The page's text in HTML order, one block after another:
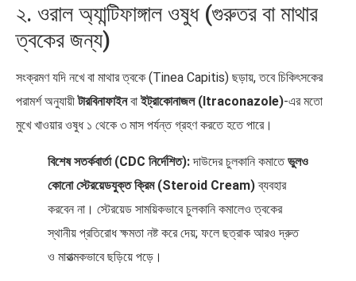
২. ওরাল অ্যান্টিফাঙ্গাল ওষুধ (গুরুতর বা মাথার
ত্বকের জন্য)
সংক্রমণ যদি নখে বা মাথার ত্বকে (Tinea Capitis) ছড়ায়, তবে চিকিৎসকের
পরামর্শ অনুযায়ীটারবিনাফাইনবাইট্রাকোনাজল (Itraconazole)-এর মতো
মুখে খাওয়ার ওষুধ ১ থেকে ৩ মাস পর্যন্ত গ্রহণ করতে হতে পারে।
বিশেষ সতর্কবার্তা (CDC নির্দেশিত):দাউদের চুলকানি কমাতেভুলও
কোনো স্টেরয়েডযুক্ত ক্রিম (Steroid Cream)ব্যবহার
করবেন না। স্টেরয়েড সাময়িকভাবে চুলকানি কমালেও ত্বকের
স্থানীয় প্রতিরোধ ক্ষমতা নষ্ট করে দেয়; ফলে ছত্রাক আরও দ্রুত
ও মারাত্মকভাবে ছড়িয়ে পড়ে।